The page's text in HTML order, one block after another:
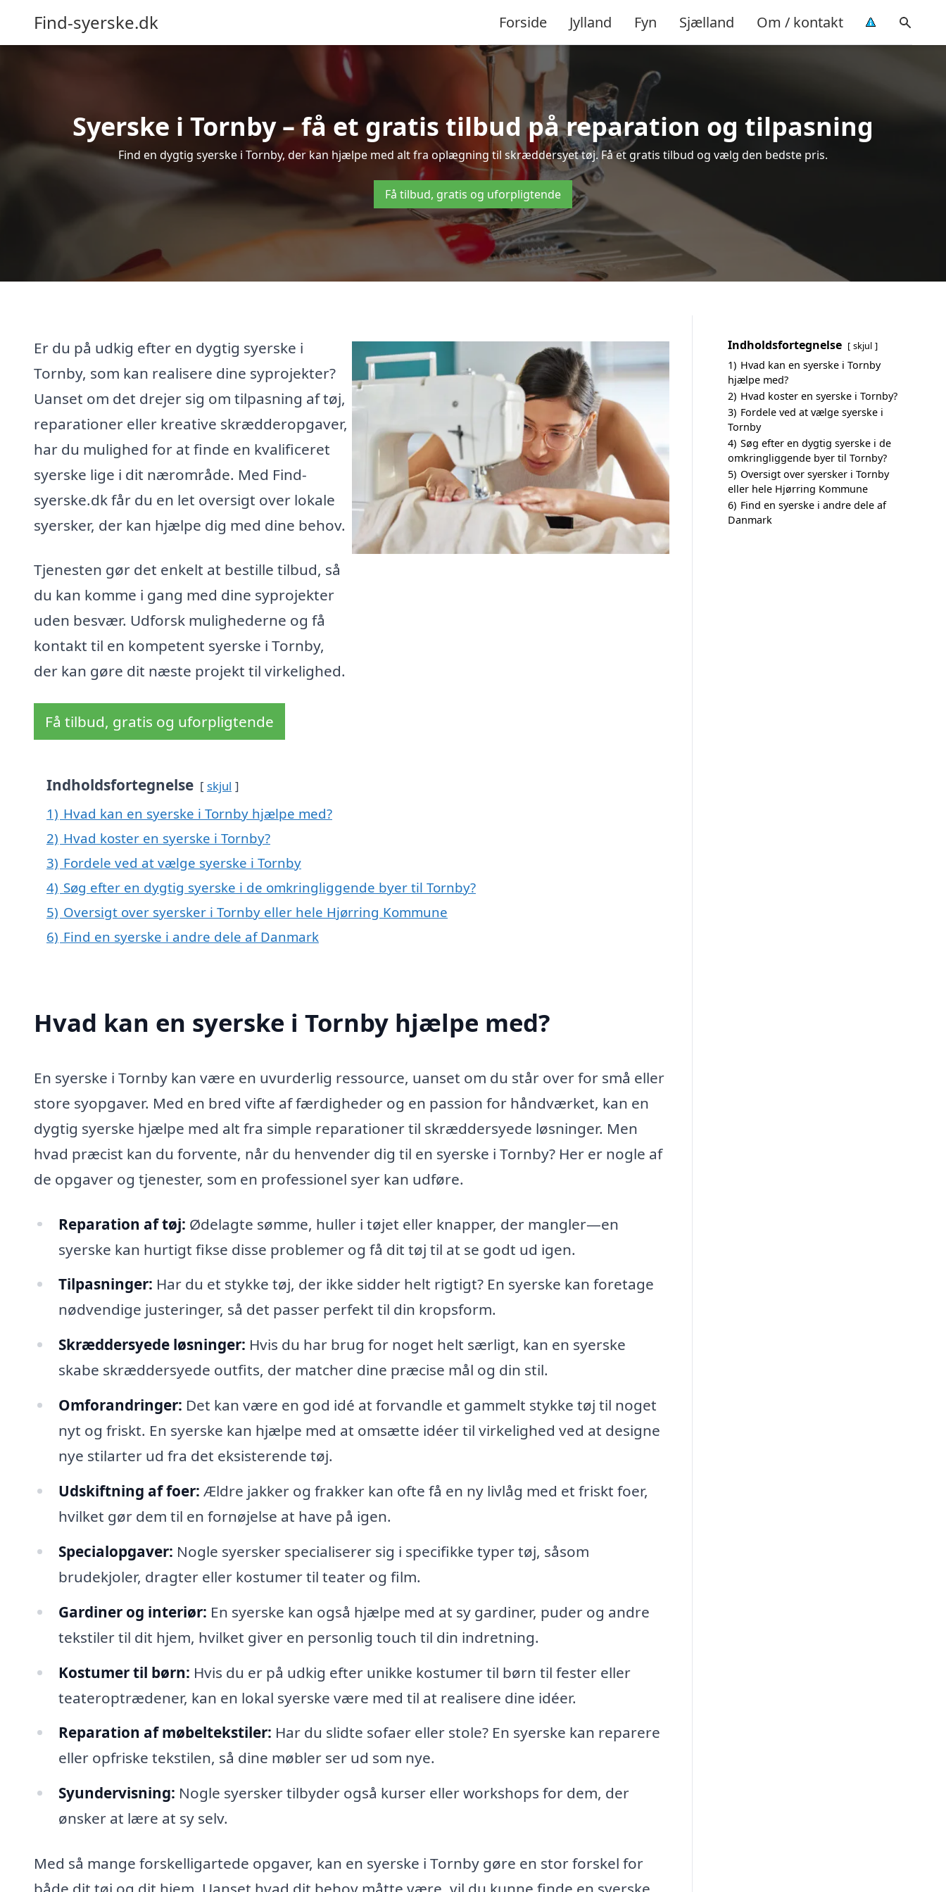
Find-syerske.dk Forside Jylland Fyn Sjælland Om / kontakt
Syerske i Tornby – få et gratis tilbud på reparation og tilpasning
Find en dygtig syerske i Tornby, der kan hjælpe med alt fra oplægning til skræddersyet tøj. Få et gratis tilbud og vælg den bedste pris.
Få tilbud, gratis og uforpligtende
Er du på udkig efter en dygtig syerske i
Tornby, som kan realisere dine syprojekter?
Uanset om det drejer sig om tilpasning af tøj,
reparationer eller kreative skrædderopgaver,
har du mulighed for at finde en kvalificeret
syerske lige i dit nærområde. Med Find-
syerske.dk får du en let oversigt over lokale
syersker, der kan hjælpe dig med dine behov.
Tjenesten gør det enkelt at bestille tilbud, så
du kan komme i gang med dine syprojekter
uden besvær. Udforsk mulighederne og få
kontakt til en kompetent syerske i Tornby,
der kan gøre dit næste projekt til virkelighed.
Få tilbud, gratis og uforpligtende
Indholdsfortegnelse skjul
1) Hvad kan en syerske i Tornby hjælpe med?
2) Hvad koster en syerske i Tornby?
3) Fordele ved at vælge syerske i Tornby
4) Søg efter en dygtig syerske i de omkringliggende byer til Tornby?
5) Oversigt over syersker i Tornby eller hele Hjørring Kommune
6) Find en syerske i andre dele af Danmark
Hvad kan en syerske i Tornby hjælpe med?
En syerske i Tornby kan være en uvurderlig ressource, uanset om du står over for små eller
store syopgaver. Med en bred vifte af færdigheder og en passion for håndværket, kan en
dygtig syerske hjælpe med alt fra simple reparationer til skræddersyede løsninger. Men
hvad præcist kan du forvente, når du henvender dig til en syerske i Tornby? Her er nogle af
de opgaver og tjenester, som en professionel syer kan udføre.
Reparation af tøj: Ødelagte sømme, huller i tøjet eller knapper, der mangler—en
syerske kan hurtigt fikse disse problemer og få dit tøj til at se godt ud igen.
Tilpasninger: Har du et stykke tøj, der ikke sidder helt rigtigt? En syerske kan foretage
nødvendige justeringer, så det passer perfekt til din kropsform.
Skræddersyede løsninger: Hvis du har brug for noget helt særligt, kan en syerske
skabe skræddersyede outfits, der matcher dine præcise mål og din stil.
Omforandringer: Det kan være en god idé at forvandle et gammelt stykke tøj til noget
nyt og friskt. En syerske kan hjælpe med at omsætte idéer til virkelighed ved at designe
nye stilarter ud fra det eksisterende tøj.
Udskiftning af foer: Ældre jakker og frakker kan ofte få en ny livlåg med et friskt foer,
hvilket gør dem til en fornøjelse at have på igen.
Specialopgaver: Nogle syersker specialiserer sig i specifikke typer tøj, såsom
brudekjoler, dragter eller kostumer til teater og film.
Gardiner og interiør: En syerske kan også hjælpe med at sy gardiner, puder og andre
tekstiler til dit hjem, hvilket giver en personlig touch til din indretning.
Kostumer til børn: Hvis du er på udkig efter unikke kostumer til børn til fester eller
teateroptrædener, kan en lokal syerske være med til at realisere dine idéer.
Reparation af møbeltekstiler: Har du slidte sofaer eller stole? En syerske kan reparere
eller opfriske tekstilen, så dine møbler ser ud som nye.
Syundervisning: Nogle syersker tilbyder også kurser eller workshops for dem, der
ønsker at lære at sy selv.
Med så mange forskelligartede opgaver, kan en syerske i Tornby gøre en stor forskel for
Indholdsfortegnelse skjul
1) Hvad kan en syerske i Tornby
hjælpe med?
2) Hvad koster en syerske i Tornby?
3) Fordele ved at vælge syerske i
Tornby
4) Søg efter en dygtig syerske i de
omkringliggende byer til Tornby?
5) Oversigt over syersker i Tornby
eller hele Hjørring Kommune
6) Find en syerske i andre dele af
Danmark